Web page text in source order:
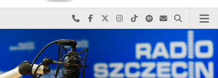
Najlepiej po prostu do nas zadzwoń
Odwiedź nas na Facebook-u
Odwiedź nas na X
Odwiedź nas na Instagram-ie
Odwiedź nas na TikTok-u
Szukaj nas na Spotify
Wyślij do nas
Szukaj